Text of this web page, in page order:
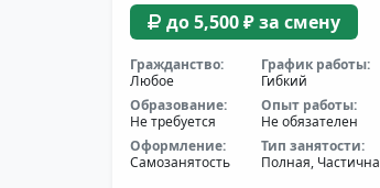
до 5,500 ₽ за смену
Гражданство:
Любое
График работы:
Гибкий
Образование:
Не требуется
Опыт работы:
Не обязателен
Оформление:
Самозанятость
Тип занятости:
Полная,